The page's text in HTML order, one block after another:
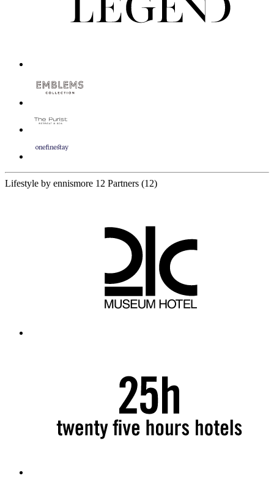
Lifestyle by ennismore 12 Partners (12)